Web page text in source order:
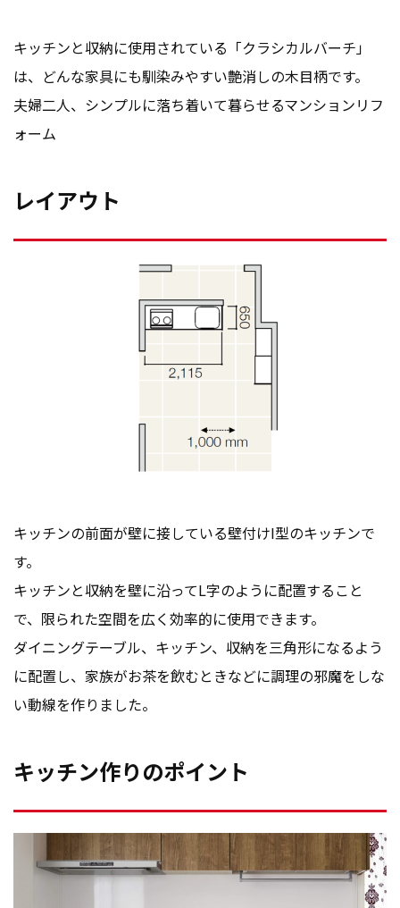
キッチンと収納に使用されている「クラシカルバーチ」
は、どんな家具にも馴染みやすい艶消しの木目柄です。
夫婦二人、シンプルに落ち着いて暮らせるマンションリフ
ォーム
レイアウト
キッチンの前面が壁に接している壁付けI型のキッチンで
す。
キッチンと収納を壁に沿ってL字のように配置すること
で、限られた空間を広く効率的に使用できます。
ダイニングテーブル、キッチン、収納を三角形になるよう
に配置し、家族がお茶を飲むときなどに調理の邪魔をしな
い動線を作りました。
キッチン作りのポイント